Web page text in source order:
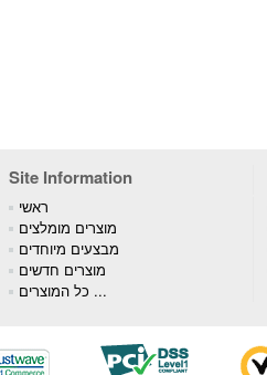
Site Information
ראשי
מוצרים מומלצים
מבצעים מיוחדים
מוצרים חדשים
כל המוצרים ...